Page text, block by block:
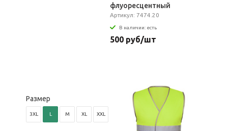
флуоресцентный
Артикул: 7474.20
В наличии: есть
500 руб/шт
Размер
3XL L M XL XXL